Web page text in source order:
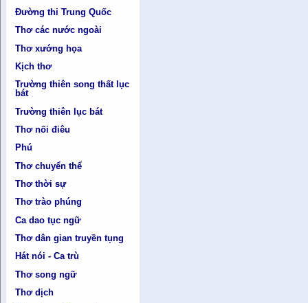
Đường thi Trung Quốc
Thơ các nước ngoài
Thơ xướng họa
Kịch thơ
Trường thiên song thất lục
bát
Trường thiên lục bát
Thơ nối điêu
Phú
Thơ chuyển thể
Thơ thời sự
Thơ trào phúng
Ca dao tục ngữ
Thơ dân gian truyền tụng
Hát nói - Ca trù
Thơ song ngữ
Thơ dịch